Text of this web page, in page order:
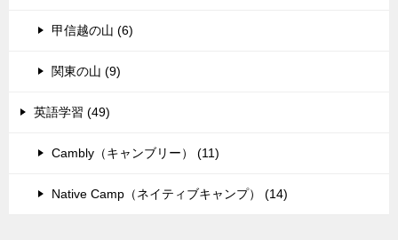
甲信越の山 (6)
関東の山 (9)
英語学習 (49)
Cambly（キャンブリー） (11)
Native Camp（ネイティブキャンプ） (14)